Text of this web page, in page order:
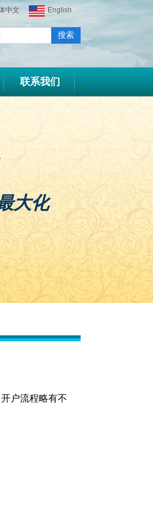
中文 English
搜索
联系我们
大化
户流程略有不